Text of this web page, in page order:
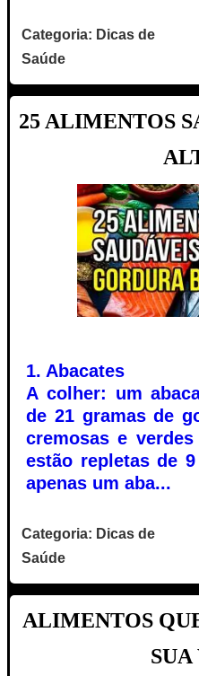
Categoria: Dicas de
Saúde
25 ALIMENTOS
1. Abacates
A colher: um
de 21 gramas de
cremosas e
estão repletas de
apenas um aba...
Categoria: Dicas de
Saúde
ALIMENTOS
SUA